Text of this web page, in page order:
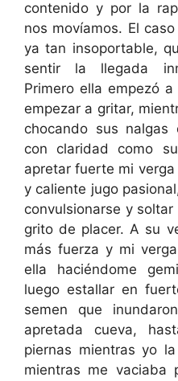
contenido y por la
nos movíamos. El
ya tan insoportable,
sentir la llegada
Primero ella empezó
empezar a gritar,
chocando sus nalgas
con claridad como
apretar fuerte mi
y caliente jugo
convulsionarse y
grito de placer. A su
más fuerza y mi
ella haciéndome
luego estallar en
semen que
apretada cueva,
piernas mientras yo
mientras me vaciaba